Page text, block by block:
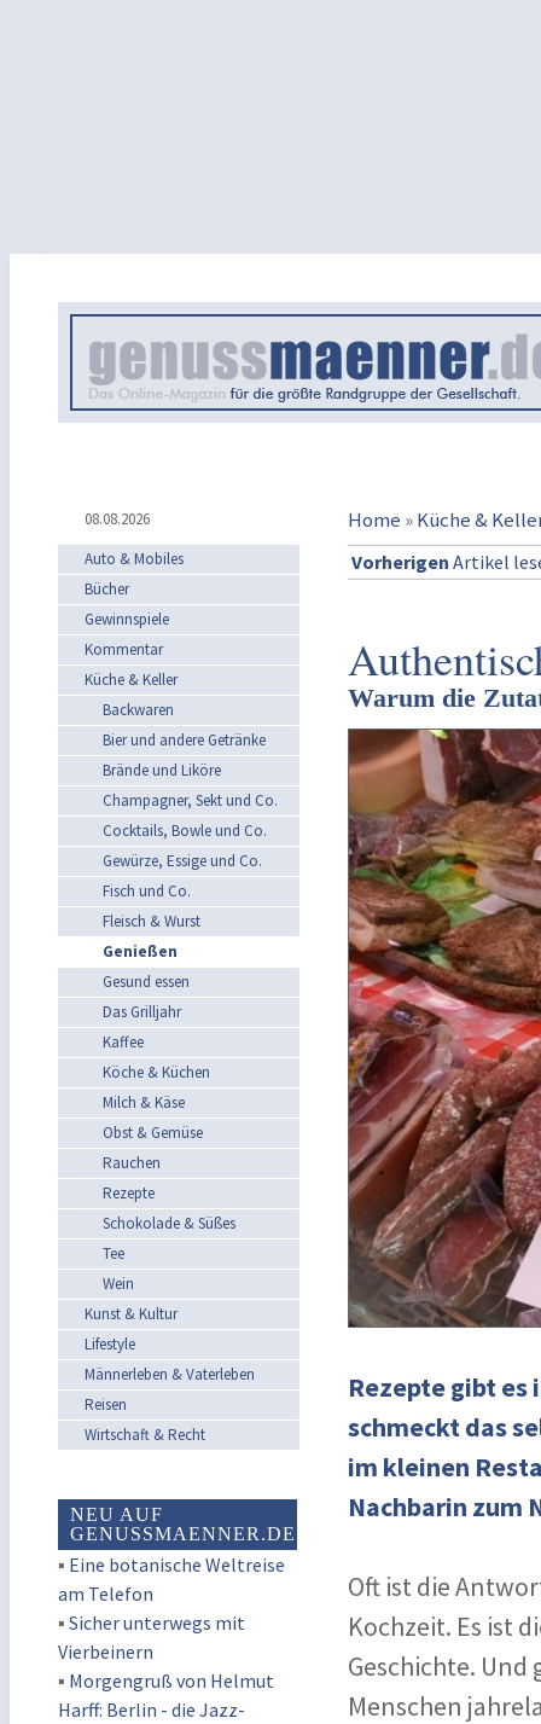
08.08.2026 Home »Küche &
Auto & Mobiles
Bücher
Gewinnspiele
Kommentar
Küche & Keller
Backwaren
Bier und andere Getränke
Brände und Liköre
Champagner, Sekt und Co.
Cocktails, Bowle und Co.
Gewürze, Essige und Co.
Fisch und Co.
Fleisch & Wurst
Genießen
Gesund essen
Das Grilljahr
Kaffee
Köche & Küchen
Milch & Käse
Obst & Gemüse
Rauchen
Rezepte
Schokolade & Süßes
Tee
Wein
Kunst & Kultur
Lifestyle
Männerleben & Vaterleben
Reisen
Wirtschaft & Recht
NEU AUF
GENUSSMAENNER.DE
▪ Eine botanische Weltreise
am Telefon
▪ Sicher unterwegs mit
Vierbeinern
▪ Morgengruß von Helmut
Harff: Berlin - die Jazz-
Vorherigen Artikel
Warum die
Rezepte gibt
schmeckt das
im kleinen
Nachbarin zum
Oft ist die
Kochzeit. Es ist
Geschichte. Und
Menschen